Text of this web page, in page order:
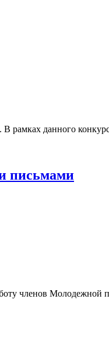
рамках данного
письмами
членов Молодежной